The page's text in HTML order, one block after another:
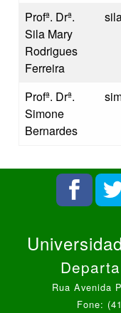
Profª. Drª.
Sila Mary
Rodrigues
Ferreira
Profª. Drª.
Simone
Bernardes
Rua Avenida